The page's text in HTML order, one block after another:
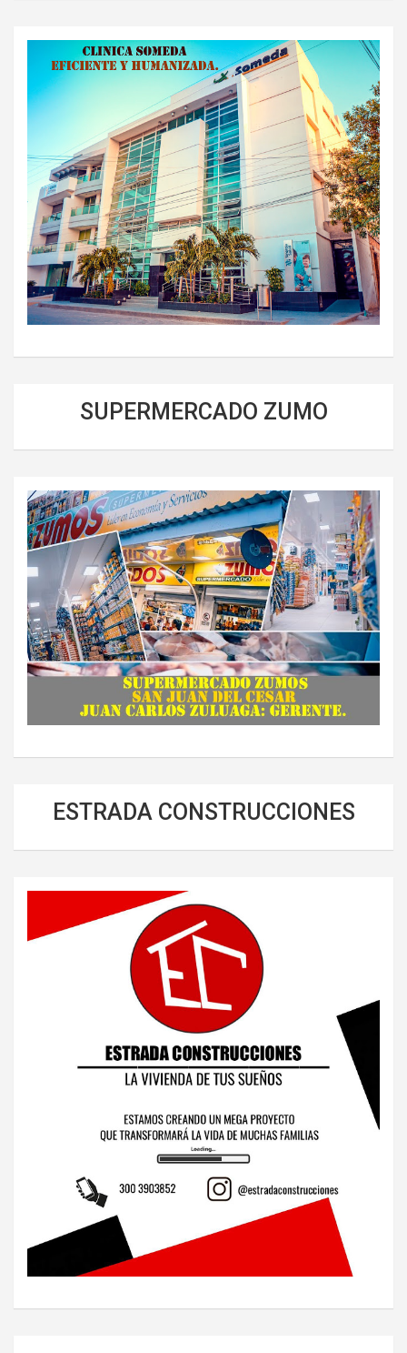
SUPERMERCADO ZUMO
ESTRADA CONSTRUCCIONES